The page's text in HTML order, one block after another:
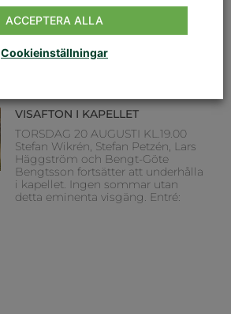
GUDSTJÄNST
SÖNDAG 16 AUGUSTI KL.18.00
Dagens tema: Tro & Liv Präst: Nina
VISAFTON I KAPELLET
TORSDAG 20 AUGUSTI KL.19.00
Stefan Wikrén, Stefan Petzén, Lars
Häggström och Bengt-Göte
Bengtsson fortsätter att underhålla
i kapellet. Ingen sommar utan
detta eminenta visgäng. Entré:
ACCEPTERA ALLA
Cookieinställningar